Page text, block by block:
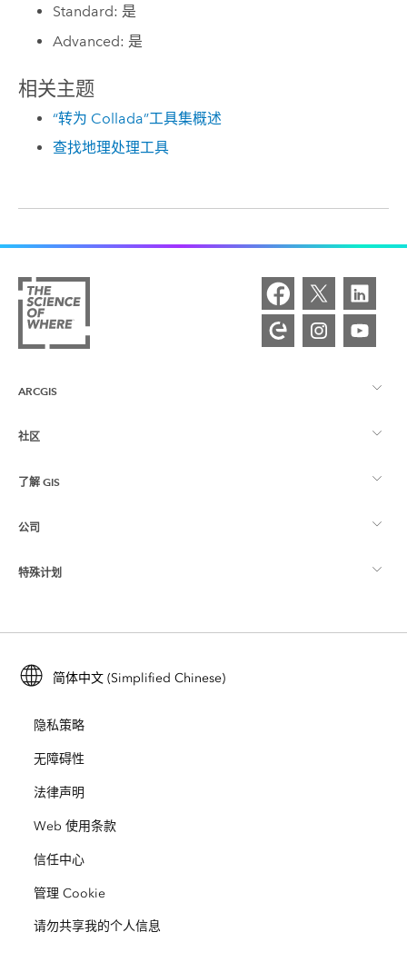
Standard: 是
Advanced: 是
相关主题
“转为 Collada”工具集概述
查找地理处理工具
ARCGIS
ArcGIS 概览
制图
Esri Store
社区
Esri 社区
ArcGIS 博客
Esri 年轻专家关系网
了解 GIS
什么是 GIS？
位置智能
培训
ArcUser
ArcNews
ArcWatch
Esri 视频
公司
关于 Esri
招贤纳士
开放视野
业务行为准则
网站地图
特殊计划
ArcGIS for Student Use
保护
教育
种族平等
简体中文 (Simplified Chinese)
隐私策略
无障碍性
法律声明
Web 使用条款
信任中心
管理 Cookie
请勿共享我的个人信息